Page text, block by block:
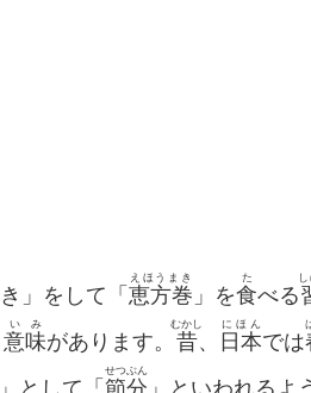
」をして「 恵方巻
えほうまき
」を食
た
べる
意
い
味
み
があります。 昔
むかし
、 日本
にほん
では
」として「 節分
せつぶん
」といわれるよ